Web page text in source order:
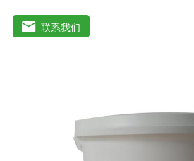
毒和细菌， γ球蛋白含量低，血红蛋
5EU/ml，具有良好的促进细胞增殖
株的培养、扩增及单克隆抗体的制
温），可减少沉淀的产生使血清质
联系我们